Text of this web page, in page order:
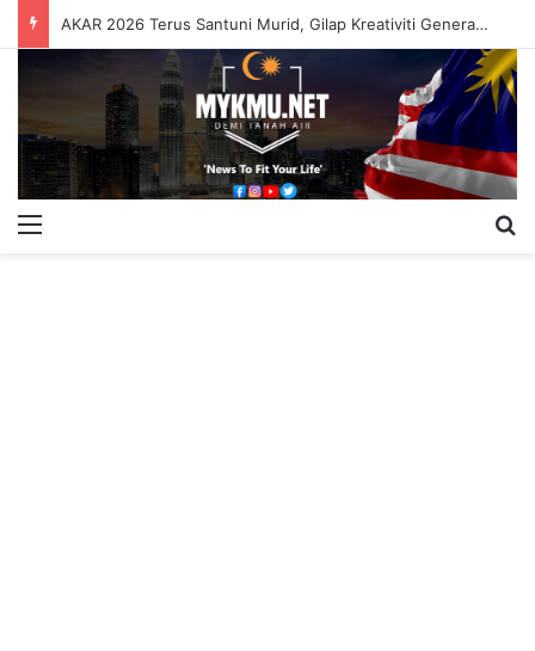
AKAR 2026 Terus Santuni Murid, Gilap Kreativiti Generasi Muda